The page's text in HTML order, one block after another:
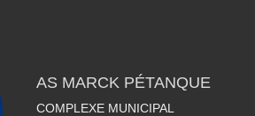
AS MARCK PÉTANQUE
COMPLEXE MUNICIPAL